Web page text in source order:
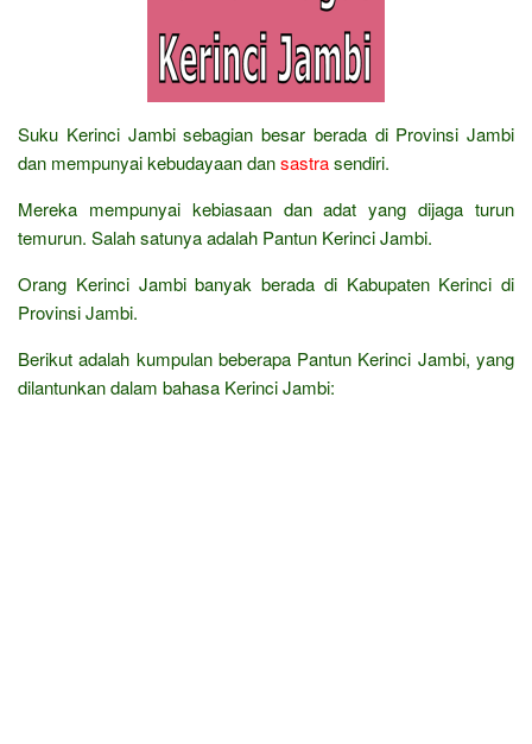
Suku Kerinci Jambi sebagian besar berada di Provinsi Jambi
dan mempunyai kebudayaan dansastrasendiri.
Mereka mempunyai kebiasaan dan adat yang dijaga turun
temurun. Salah satunya adalah Pantun Kerinci Jambi.
Orang Kerinci Jambi banyak berada di Kabupaten Kerinci di
Provinsi Jambi.
Berikut adalah kumpulan beberapa Pantun Kerinci Jambi, yang
dilantunkan dalam bahasa Kerinci Jambi: